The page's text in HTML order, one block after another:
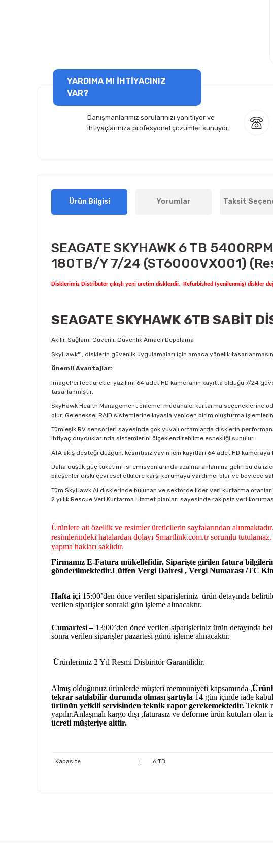
YARDIMA MI İHTİYACINIZ
VAR?
Danışmanlarımız sorularınızı yanıtlıyor ve
ihtiyaçlarınıza profesyonel çözümler sunuyor.
Ürün Bilgisi Yorumlar Taksit
SEAGATE SKYHAWK 6 TB
180TB/Y 7/24 (ST6000VX001)
Disklerimiz Distribütör çıkışlı yeni üretim disklerdir. Refurbished (yenilenmiş) diskler
SEAGATE SKYHAWK 6TB SABİT
Akıllı. Sağlam. Güvenli. Güvenlik Amaçlı Depolama
SkyHawk™, disklerin güvenlik uygulamaları için amaca yönelik
Önemli Avantajlar:
ImagePerfect üretici yazılımı 64 adet HD kameranın kayıtta olduğu 7/24
tasarlanmıştır.
SkyHawk Health Management önleme, müdahale, kurtarma seçeneklerine
olur. Geleneksel RAID sistemlerine kıyasla yeniden birim oluşturma
Tümleşik RV sensörleri sayesinde çok yuvalı ortamlarda disklerin
ihtiyaç duyduklarında sistemlerini ölçeklendirebilme esnekliği sunulur.
ATA akış desteği düzgün, kesintisiz yayın için kayıtları 64 adet HD
Daha düşük güç tüketimi ısı emisyonlarında azalma anlamına gelir, bu da
bileşenler diski çevresel etkilere karşı korumaya yardımcı olur ve böylece
Tüm SkyHawk AI disklerinde bulunan ve sektörde lider veri kurtarma
2 yıllık Rescue Veri Kurtarma Hizmet planları sayesinde rakipsiz veri
Ürünlere ait özellik ve resimler üreticilerin sayfalarından
resimlerindeki hatalardan dolayı Smartlink.com.tr sorumlu
yapma hakları saklıdır.
Firmamız E-Fatura mükellefidir. Siparişte girilen fatura
gönderilmektedir.Lütfen Vergi Dairesi , Vergi Numarası /TC
Hafta içi 15:00’den önce verilen siparişleriniz ürün detayında
verilen siparişler sonraki gün işleme alınacaktır.
Cumartesi – 13:00’den önce verilen siparişleriniz ürün detayında
sonra verilen siparişler pazartesi günü işleme alınacaktır.
Ürünlerimiz 2 Yıl Resmi Disbiritör Garantilidir.
Almış olduğunuz ürünlerde müşteri memnuniyeti kapsamında ,
tekrar satılabilir durumda olması şartıyla 14 gün içinde iade
ürünün yetkili servisinden teknik rapor gerekemektedir. Teknik
yapılır.Anlaşmalı kargo dışı ,faturasız ve deforme ürün kutuları olan
ücreti müşteriye aittir.
Kapasite : 6 TB